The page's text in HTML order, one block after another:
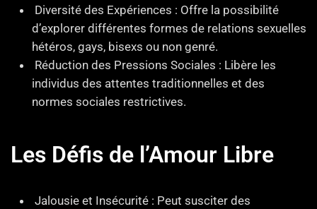
Diversité des Expériences : Offre la possibilité
d’explorer différentes formes de relations sexuelles
hétéros, gays, bisexs ou non genré.
Réduction des Pressions Sociales : Libère les
individus des attentes traditionnelles et des
normes sociales restrictives.
Les Défis de l’Amour Libre
Jalousie et Insécurité : Peut susciter des